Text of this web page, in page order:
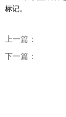
标记。
上一篇：
下一篇：